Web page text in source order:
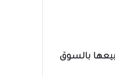
وبيعها بالسوق